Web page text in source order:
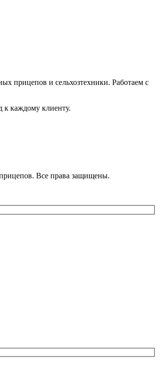
прицепов и сельхозтехники. Работаем с
к каждому клиенту.
Все права защищены.